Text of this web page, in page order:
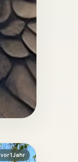
vor 1 Jahr